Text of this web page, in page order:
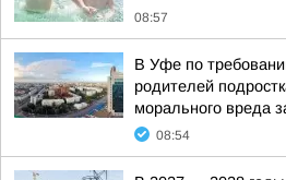
08:57
В Уфе по
родителей
морального вреда
08:54